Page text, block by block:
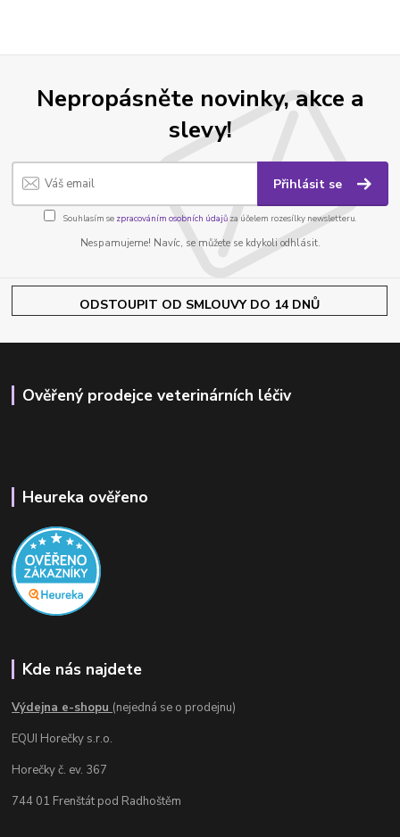
Nepropásněte novinky, akce a
slevy!
Přihlásit se
Souhlasím se zpracováním osobních údajůza účelem rozesílky newsletteru.
Nespamujeme! Navíc, se můžete se kdykoli odhlásit.
ODSTOUPIT OD SMLOUVY DO 14 DNŮ
Ověřený prodejce veterinárních léčiv
Heureka ověřeno
Kde nás najdete
Výdejna e-shopu (nejedná se o prodejnu)
EQUI Horečky s.r.o.
Horečky č. ev. 367
744 01 Frenštát pod Radhoštěm